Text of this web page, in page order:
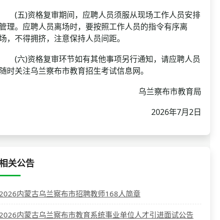
五)资格复审期间，应聘人员须服从现场工作人员安排
理。应聘人员离场时，要按照工作人员的指令有序离
，不得拥挤，注意保持人员间距。
六)资格复审环节如有其他事项另行通知，请应聘人员
时关注乌兰察布市教育招生考试信息网。
乌兰察布市教育局
2026年7月2日
关公告
内蒙古乌兰察布市招聘教师168人简章
内蒙古乌兰察布市教育系统事业单位人才引进面试公告